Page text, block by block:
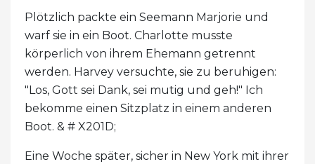
Plötzlich packte ein Seemann Marjorie und
warf sie in ein Boot. Charlotte musste
körperlich von ihrem Ehemann getrennt
werden. Harvey versuchte, sie zu beruhigen:
"Los, Gott sei Dank, sei mutig und geh!" Ich
bekomme einen Sitzplatz in einem anderen
Boot. & # X201D;
Eine Woche später, sicher in New York mit ihrer